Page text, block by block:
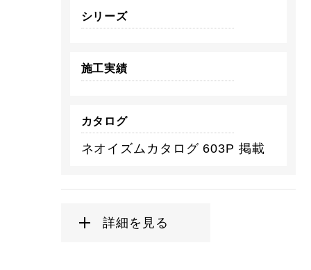
シリーズ
施工実績
カタログ
ネオイズムカタログ 603P 掲載
詳細を見る